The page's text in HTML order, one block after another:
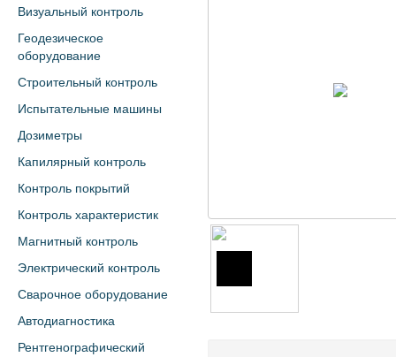
Визуальный контроль
Геодезическое
оборудование
Строительный контроль
Испытательные машины
Дозиметры
Капилярный контроль
Контроль покрытий
Контроль характеристик
Магнитный контроль
Электрический контроль
Сварочное оборудование
Автодиагностика
Рентгенографический